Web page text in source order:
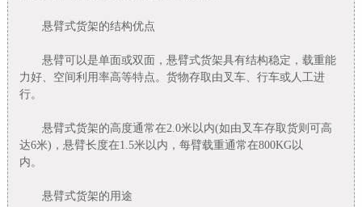
悬臂式货架的结构优点
悬臂可以是单面或双面，悬臂式货架具有结构稳定，载重能
力好、空间利用率高等特点。货物存取由叉车、行车或人工进
行。
悬臂式货架的高度通常在2.0米以内(如由叉车存取货则可高
达6米)，悬臂长度在1.5米以内，每臂载重通常在800KG以
内。
悬臂式货架的用途